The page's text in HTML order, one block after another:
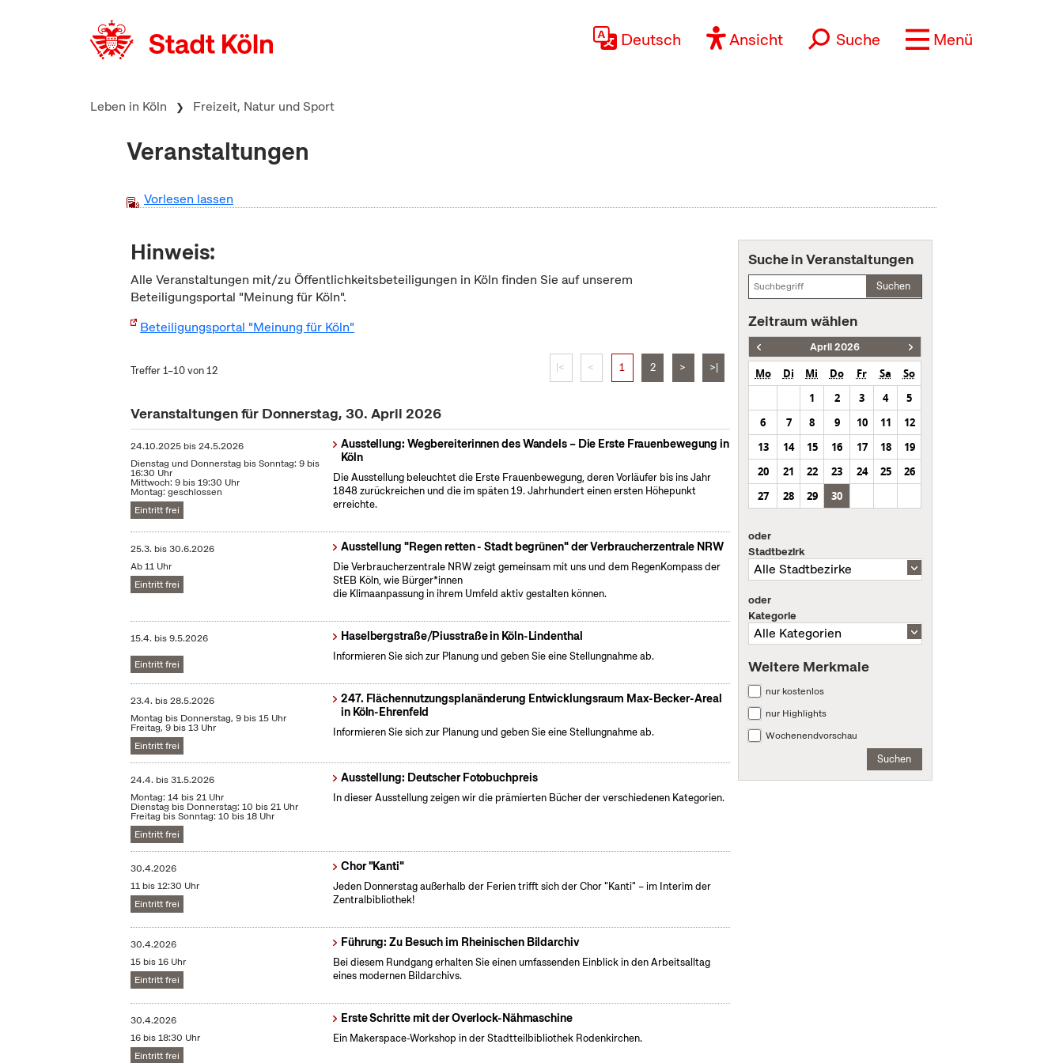
Deutsch Ansicht Suche Menü
Leben in Köln Freizeit, Natur und Sport
Veranstaltungen
Vorlesen lassen
Hinweis:
Alle Veranstaltungen mit/zu Öffentlichkeitsbeteiligungen in Köln finden Sie auf unserem
Beteiligungsportal "Meinung für Köln".
Beteiligungsportal "Meinung für Köln"
Treffer 1–10 von 12 |< < 1 2 > >|
Veranstaltungen für Donnerstag, 30. April 2026
24.10.2025 bis24.5.2026
Dienstag und Donnerstag bis Sonntag: 9 bis
16:30 Uhr
Mittwoch: 9 bis 19:30 Uhr
Montag: geschlossen
Eintritt frei
Ausstellung: Wegbereiterinnen des Wandels – Die Erste Frauenbewegung in
Köln
Die Ausstellung beleuchtet die Erste Frauenbewegung, deren Vorläufer bis ins Jahr
1848 zurückreichen und die im späten 19. Jahrhundert einen ersten Höhepunkt
erreichte.
25.3. bis30.6.2026
Ab 11 Uhr
Eintritt frei
Ausstellung "Regen retten - Stadt begrünen" der Verbraucherzentrale NRW
Die Verbraucherzentrale NRW zeigt gemeinsam mit uns und dem RegenKompass der
StEB Köln, wie Bürger*innen
die Klimaanpassung in ihrem Umfeld aktiv gestalten können.
15.4. bis9.5.2026
Eintritt frei
Haselbergstraße/Piusstraße in Köln-Lindenthal
Informieren Sie sich zur Planung und geben Sie eine Stellungnahme ab.
23.4. bis28.5.2026
Montag bis Donnerstag, 9 bis 15 Uhr
Freitag, 9 bis 13 Uhr
Eintritt frei
247. Flächennutzungsplanänderung Entwicklungsraum Max-Becker-Areal
in Köln-Ehrenfeld
Informieren Sie sich zur Planung und geben Sie eine Stellungnahme ab.
24.4. bis31.5.2026
Montag: 14 bis 21 Uhr
Dienstag bis Donnerstag: 10 bis 21 Uhr
Freitag bis Sonntag: 10 bis 18 Uhr
Eintritt frei
Ausstellung: Deutscher Fotobuchpreis
In dieser Ausstellung zeigen wir die prämierten Bücher der verschiedenen Kategorien.
30.4.2026
11 bis 12:30 Uhr
Eintritt frei
Chor "Kanti"
Jeden Donnerstag außerhalb der Ferien trifft sich der Chor "Kanti" – im Interim der
Zentralbibliothek!
30.4.2026
15 bis 16 Uhr
Eintritt frei
Führung: Zu Besuch im Rheinischen Bildarchiv
Bei diesem Rundgang erhalten Sie einen umfassenden Einblick in den Arbeitsalltag
eines modernen Bildarchivs.
30.4.2026
16 bis 18:30 Uhr
Eintritt frei
Erste Schritte mit der Overlock-Nähmaschine
Ein Makerspace-Workshop in der Stadtteilbibliothek Rodenkirchen.
Suche in Veranstaltungen
Suchen
Zeitraum wählen
April 2026
Mo Di Mi Do Fr Sa
So
1
2 3 4
5
6
7 8 9 10 11
12
13
14 15 16 17 18
19
20
21 22 23 24 25
26
27
28 29 30
oder
Stadtbezirk
oder
Kategorie
Weitere Merkmale
nur kostenlos
nur Highlights
Wochenendvorschau
Suchen